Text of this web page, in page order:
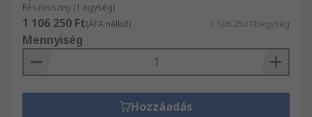
Részösszeg (1 egység)
1 106 250 Ft(ÁFA nélkül) 1 106 250 Ft/egység
Mennyiség
Hozzáadás